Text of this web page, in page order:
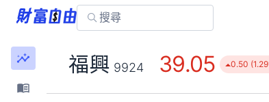
福興 9924 39.05 0.50